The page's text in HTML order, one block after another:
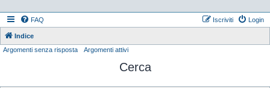
FAQ Login
Iscriviti
Indice
Argomenti senza risposta
Argomenti attivi
Cerca